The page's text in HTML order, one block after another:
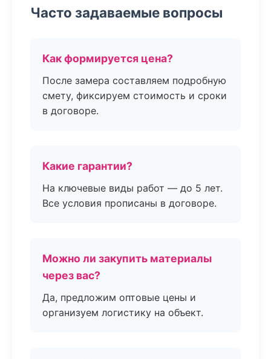
Часто задаваемые вопросы
Как формируется цена?
После замера составляем подробную
смету, фиксируем стоимость и сроки
в договоре.
Какие гарантии?
На ключевые виды работ — до 5 лет.
Все условия прописаны в договоре.
Можно ли закупить материалы
через вас?
Да, предложим оптовые цены и
организуем логистику на объект.